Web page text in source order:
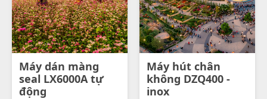
Máy dán màng
seal LX6000A tự
động
Máy hút chân
không DZQ400 -
inox